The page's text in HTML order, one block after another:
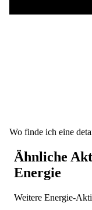
Wo finde ich eine
Ähnliche
Energie
Weitere Energie-